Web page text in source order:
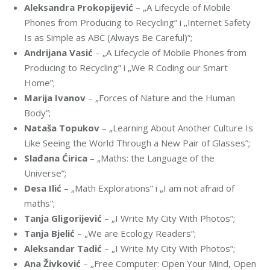
Aleksandra Prokopijević – „A Lifecycle of Mobile
Phones from Producing to Recycling” i „Internet Safety
Is as Simple as ABC (Always Be Careful)”;
Andrijana Vasić – „A Lifecycle of Mobile Phones from
Producing to Recycling” i „We R Coding our Smart
Home”;
Marija Ivanov – „Forces of Nature and the Human
Body”;
Nataša Topukov – „Learning About Another Culture Is
Like Seeing the World Through a New Pair of Glasses”;
Slađana Ćirica – „Maths: the Language of the
Universe”;
Desa Ilić – „Math Explorations” i „I am not afraid of
maths”;
Tanja Gligorijević – „I Write My City With Photos”;
Tanja Bjelić – „We are Ecology Readers”;
Aleksandar Tadić – „I Write My City With Photos”;
Ana Živković – „Free Computer: Open Your Mind, Open